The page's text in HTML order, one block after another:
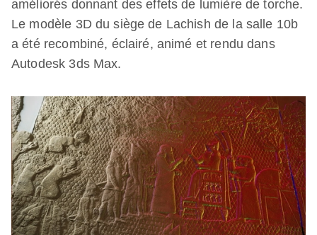
améliorés donnant des effets de lumière de torche.
Le modèle 3D du siège de Lachish de la salle 10b
a été recombiné, éclairé, animé et rendu dans
Autodesk 3ds Max.